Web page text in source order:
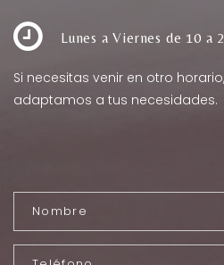
Lunes a Viernes de 10 a
Si necesitas venir en otro
adaptamos a tus necesidades.